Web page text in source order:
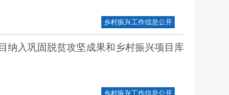
乡村振兴工作信息公开
纳入巩固脱贫攻坚成果和乡村振兴项目库
乡村振兴工作信息公开